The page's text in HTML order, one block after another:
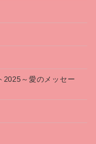
2025～愛のメッセー